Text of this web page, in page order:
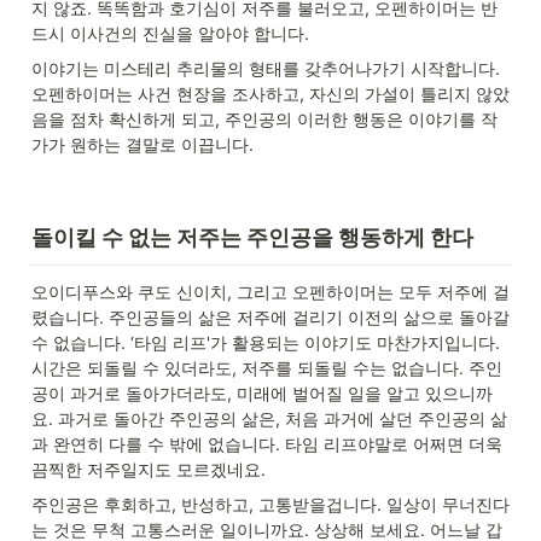
지 않죠. 똑똑함과 호기심이 저주를 불러오고, 오펜하이머는 반
드시 이사건의 진실을 알아야 합니다.
이야기는 미스테리 추리물의 형태를 갖추어나가기 시작합니다.
오펜하이머는 사건 현장을 조사하고, 자신의 가설이 틀리지 않았
음을 점차 확신하게 되고, 주인공의 이러한 행동은 이야기를 작
가가 원하는 결말로 이끕니다.
돌이킬 수 없는 저주는 주인공을 행동하게 한다
오이디푸스와 쿠도 신이치, 그리고 오펜하이머는 모두 저주에 걸
렸습니다. 주인공들의 삶은 저주에 걸리기 이전의 삶으로 돌아갈
수 없습니다. ‘타임 리프'가 활용되는 이야기도 마찬가지입니다.
시간은 되돌릴 수 있더라도, 저주를 되돌릴 수는 없습니다. 주인
공이 과거로 돌아가더라도, 미래에 벌어질 일을 알고 있으니까
요. 과거로 돌아간 주인공의 삶은, 처음 과거에 살던 주인공의 삶
과 완연히 다를 수 밖에 없습니다. 타임 리프야말로 어쩌면 더욱
끔찍한 저주일지도 모르겠네요.
주인공은 후회하고, 반성하고, 고통받을겁니다. 일상이 무너진다
는 것은 무척 고통스러운 일이니까요. 상상해 보세요. 어느날 갑